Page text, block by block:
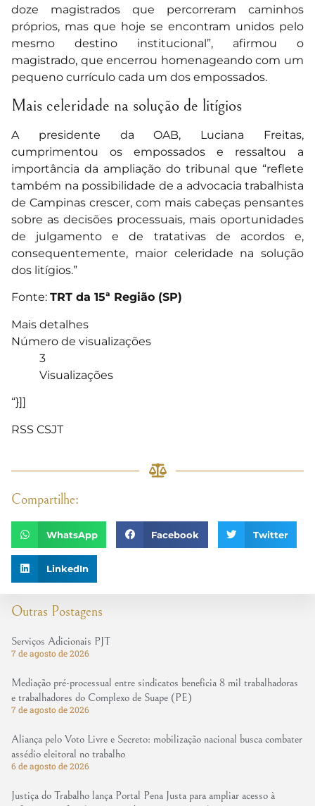
Outras Postagens
Serviços Adicionais PJT
7 de agosto de 2026
Mediação pré-processual entre sindicatos beneficia 8 mil trabalhadoras
e trabalhadores do Complexo de Suape (PE)
7 de agosto de 2026
Aliança pelo Voto Livre e Secreto: mobilização nacional busca combater
assédio eleitoral no trabalho
6 de agosto de 2026
Justiça do Trabalho lança Portal Pena Justa para ampliar acesso à
doze magistrados que percorreram caminhos
próprios, mas que hoje se encontram unidos pelo
mesmo destino institucional”, afirmou o
magistrado, que encerrou homenageando com um
pequeno currículo cada um dos empossados.
Mais celeridade na solução de litígios
A presidente da OAB, Luciana Freitas,
cumprimentou os empossados e ressaltou a
importância da ampliação do tribunal que “reflete
também na possibilidade de a advocacia trabalhista
de Campinas crescer, com mais cabeças pensantes
sobre as decisões processuais, mais oportunidades
de julgamento e de tratativas de acordos e,
consequentemente, maior celeridade na solução
dos litígios.”
Fonte: TRT da 15ª Região (SP)
Mais detalhes
Número de visualizações
3
Visualizações
“}]]
RSS CSJT
Compartilhe:
WhatsApp Facebook Twitter
LinkedIn